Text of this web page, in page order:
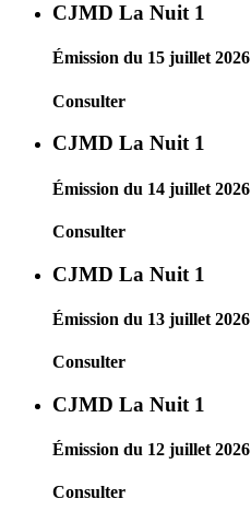
CJMD La Nuit 1
Émission du 15 juillet 2026
Consulter
CJMD La Nuit 1
Émission du 14 juillet 2026
Consulter
CJMD La Nuit 1
Émission du 13 juillet 2026
Consulter
CJMD La Nuit 1
Émission du 12 juillet 2026
Consulter